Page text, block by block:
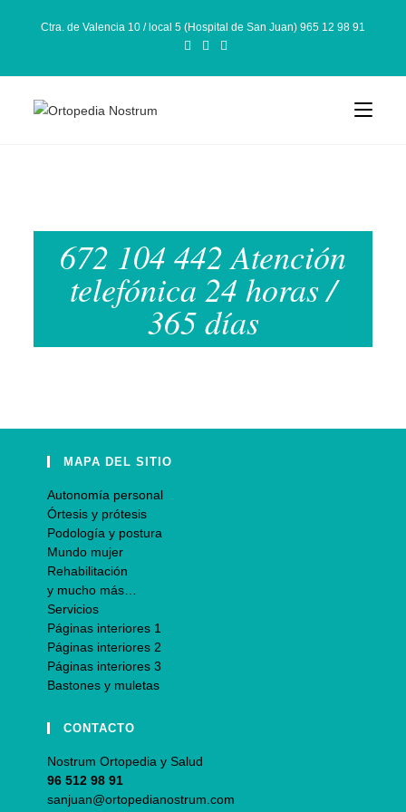
Ctra. de Valencia 10 / local 5 (Hospital de San Juan) 965 12 98 91
672 104 442 Atención
telefónica 24 horas /
365 días
MAPA DEL SITIO
Autonomía personal
Órtesis y prótesis
Podología y postura
Mundo mujer
Rehabilitación
y mucho más…
Servicios
Páginas interiores 1
Páginas interiores 2
Páginas interiores 3
Bastones y muletas
CONTACTO
Nostrum Ortopedia y Salud
96 512 98 91
sanjuan@ortopedianostrum.com